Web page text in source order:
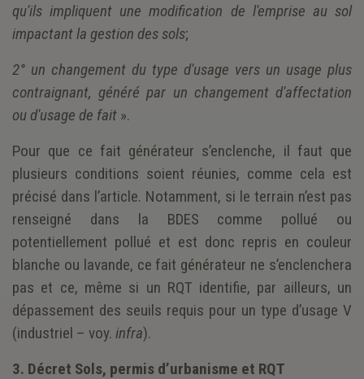
qu'ils impliquent une modification de l'emprise au sol
impactant la gestion des sols;
2° un changement du type d'usage vers un usage plus
contraignant, généré par un changement d'affectation
ou d'usage de fait ».
Pour que ce fait générateur s’enclenche, il faut que
plusieurs conditions soient réunies, comme cela est
précisé dans l’article. Notamment, si le terrain n’est pas
renseigné dans la BDES comme pollué ou
potentiellement pollué et est donc repris en couleur
blanche ou lavande, ce fait générateur ne s’enclenchera
pas et ce, même si un RQT identifie, par ailleurs, un
dépassement des seuils requis pour un type d’usage V
(industriel – voy. infra).
3. Décret Sols, permis d’urbanisme et RQT